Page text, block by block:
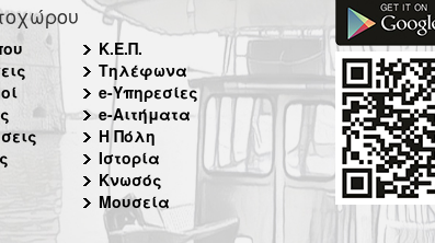
Κ.Ε.Π.
Τηλέφωνα
e-Υπηρεσίες
e-Αιτήματα
Η Πόλη
Ιστορία
Κνωσός
Μουσεία